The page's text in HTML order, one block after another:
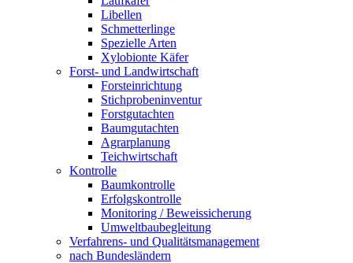
Libellen
Schmetterlinge
Spezielle Arten
Xylobionte Käfer
Forst- und Landwirtschaft
Forsteinrichtung
Stichprobeninventur
Forstgutachten
Baumgutachten
Agrarplanung
Teichwirtschaft
Kontrolle
Baumkontrolle
Erfolgskontrolle
Monitoring / Beweissicherung
Umweltbaubegleitung
Verfahrens- und Qualitätsmanagement
nach Bundesländern